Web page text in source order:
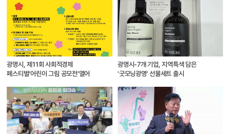
광명시, 제11회 사회적경제
페스티벌‘어린이 그림 공모전’열어
광명시-7개 기업, 지역특색 담은
'굿모닝광명' 선물세트 출시